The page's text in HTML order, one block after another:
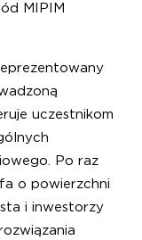
MIPIM
uczestnikom
Po raz
o powierzchni
i inwestorzy